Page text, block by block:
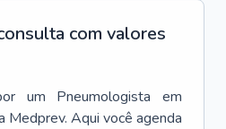
com valores
um Pneumologista
em
Medprev. Aqui você agenda